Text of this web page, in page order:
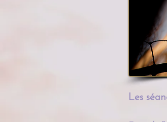
A
Les